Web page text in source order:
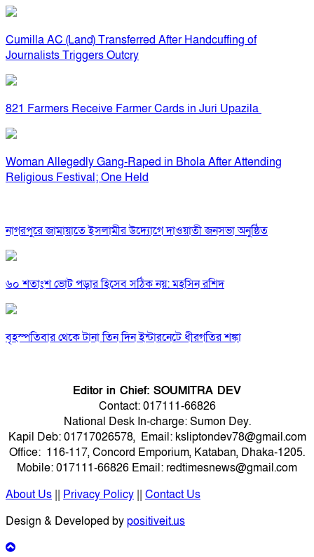
Cumilla AC (Land) Transferred After Handcuffing of
Journalists Triggers Outcry
821 Farmers Receive Farmer Cards in Juri Upazila
Woman Allegedly Gang-Raped in Bhola After Attending
Religious Festival; One Held
নাগরপুরে জামায়াতে ইসলামীর উদ্যোগে দাওয়াতী জনসভা অনুষ্ঠিত
৬০ শতাংশ ভোট পড়ার হিসেব সঠিক নয়: মহসিন রশিদ
বৃহস্পতিবার থেকে টানা তিন দিন ইন্টারনেটে ধীরগতির শঙ্কা
Editor in Chief: SOUMITRA DEV
Contact: 017111-66826
National Desk In-charge: Sumon Dey.
Kapil Deb: 01717026578, Email: ksliptondev78@gmail.com
Office: 116-117, Concord Emporium, Kataban, Dhaka-1205.
Mobile: 017111-66826 Email: redtimesnews@gmail.com
About Us || Privacy Policy || Contact Us
Design & Developed bypositiveit.us